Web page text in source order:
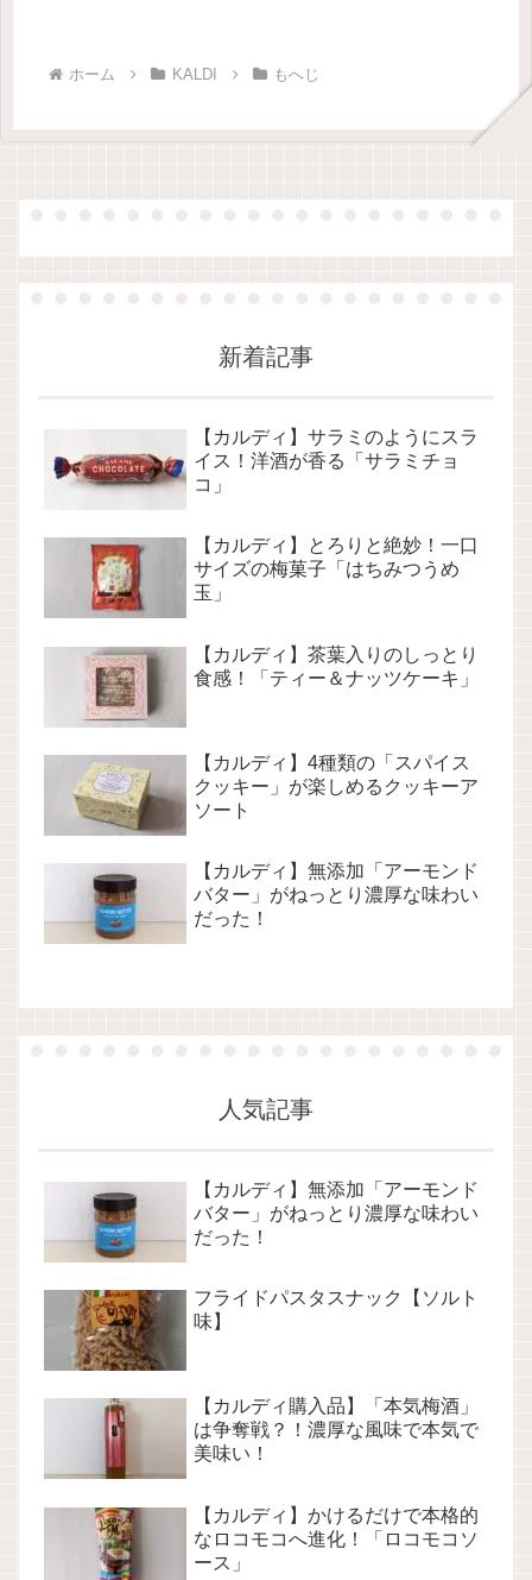
ホーム KALDI もへじ
新着記事
【カルディ】サラミのようにスラ
イス！洋酒が香る「サラミチョ
コ」
【カルディ】とろりと絶妙！一口
サイズの梅菓子「はちみつうめ
玉」
【カルディ】茶葉入りのしっとり
食感！「ティー＆ナッツケーキ」
【カルディ】4種類の「スパイス
クッキー」が楽しめるクッキーア
ソート
【カルディ】無添加「アーモンド
バター」がねっとり濃厚な味わい
だった！
人気記事
【カルディ】無添加「アーモンド
バター」がねっとり濃厚な味わい
だった！
フライドパスタスナック【ソルト
味】
【カルディ購入品】「本気梅酒」
は争奪戦？！濃厚な風味で本気で
美味い！
【カルディ】かけるだけで本格的
なロコモコへ進化！「ロコモコソ
ース」